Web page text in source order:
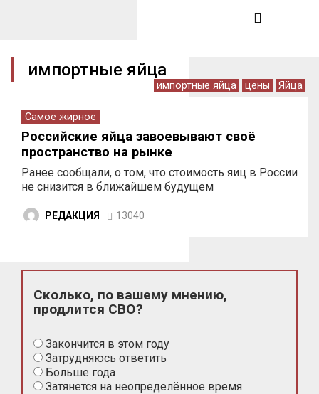
импортные яйца
импортные яйца цены Яйца
Самое жирное
Российские яйца завоевывают своё
пространство на рынке
Ранее сообщали, о том, что стоимость яиц в России
не снизится в ближайшем будущем
РЕДАКЦИЯ 13040
Сколько, по вашему мнению,
продлится СВО?
Закончится в этом году
Затрудняюсь ответить
Больше года
Затянется на неопределённое время